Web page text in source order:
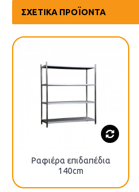
ΣΧΕΤΙΚΆ ΠΡΟΪΌΝΤΑ
Ραφιέρα επιδαπέδια
140cm